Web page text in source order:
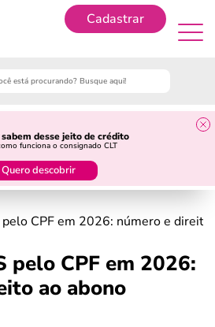
Cadastrar
sabem desse jeito de crédito
funciona o consignado CLT
Quero descobrir
pelo CPF em 2026: número e
pelo CPF em 2026:
ao abono